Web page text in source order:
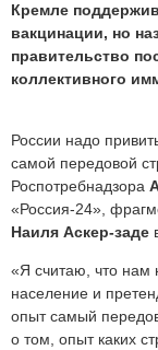
Кремле
вакцинации, но
правительство
коллективного
России надо
самой передовой
Роспотребнадзора
«Россия-24» ,
Наиля Аскер-заде
«Я считаю, что нам
население и
опыт самый
о том, опыт каких